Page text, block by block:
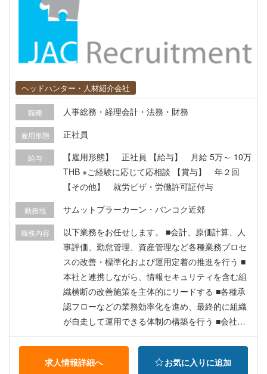
ユーザー体験を高める施策の制作ディレクション
・テクニカル・コンテンツ両面から、検索流入を
分析と効果検証を通じた、サイトを継続的に進化
させるPDCAサイクルの推進 ▼求められる資質
1．プロジェクト推進力 このポジションは、プロ
ジェクトを動かす「ハブ」となる存在です。 デザ
イナー、エンジニア、マーケターといった多様な
場を理解し、プロジェクトの目的を共有し、施策
を実行する役割を期待します。 敬意をもって建設
的な対話を行い、周囲を巻き込みながらプロジェ
クトをあるべき方向へ導く、柔軟なコミュニケー
と、改善をやり遂げる力 ディレクターとして、デ
ータやユーザーの声から「どうすればもっと良く
なるか」を自ら考え、発見できる方を求めていま
す。 発見した課題を具体的な改善プランに落とし
込み、プロジェクトメンバーと共に最後までやり
遂げることができる、主体的な推進力と課題解決
能力を歓迎します。 3．事業の成果にコミットす
る、当事者意識 制作自体が目的ではなく、その活
動が最終的に「売上」という事業成果にどう結び
つくかを常に意識できる、ビジネス視点を重視し
ます。 制作のプロであると同時に、事業を成長さ
ヘッドハンター・人材紹介会社
職種 人事総務・経理会計・法務・財務
雇用形態 正社員
給与
【雇用形態】 正社員 【給与】 月給 5万～ 10万
THB ※ご経験に応じて応相談 【賞与】 年２回
【その他】 就労ビザ・労働許可証付与
勤務地 サムットプラーカーン・バンコク近郊
職務内容
以下業務をお任せします。 ■会計、原価計算、人
事評価、勤怠管理、資産管理など各種業務プロセ
スの改善・標準化および運用定着の推進を行う ■
本社と連携しながら、情報セキュリティを含む組
織横断の改善施策を主体的にリードする ■各種承
認フローなどの業務効率化を進め、最終的に組織
が自走して運用できる体制の構築を行う ■会社の
目標や課題を理解したうえで、マネージャーとし
て課題解決に取り組む ■定期報告やマネージャー
会議への参加を通じて、継続的な改善活動と組織
求人情報詳細へ お気に入りに追加